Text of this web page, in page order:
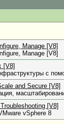
Manage [V8]
Manage [V8]
[V8]
с
and Secure [V8]
[V8]
vSphere 8